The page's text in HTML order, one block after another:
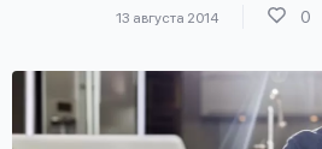
13 августа 2014 0
займов ,
даю
согласие
на